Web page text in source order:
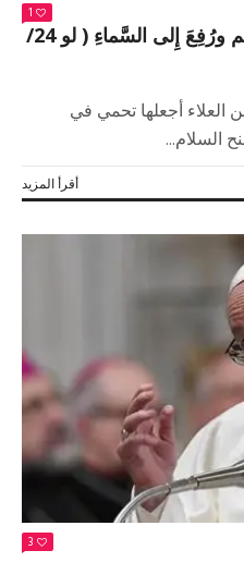
1
وبَينَما هو يُبارِكُهم اِنفَصَلَ عَنهم ورُفِعَ إِلى السَّماءِ ( لو 24/
العلاء أجعلها تحمي في
السلام...
أقرأ المزيد
3